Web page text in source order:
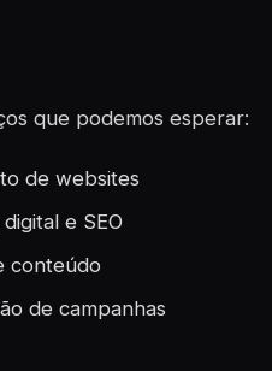
que podemos esperar:
de websites
e SEO
conteúdo
de campanhas